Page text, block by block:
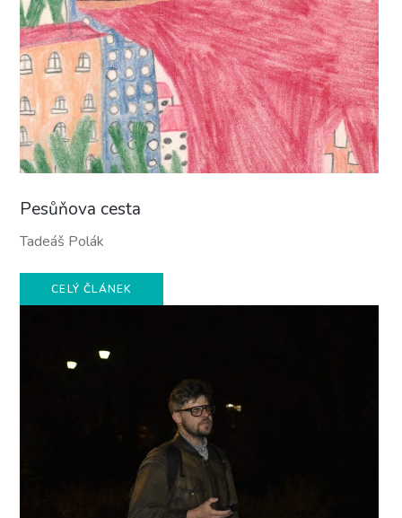
Pesůňova cesta
Tadeáš Polák
CELÝ ČLÁNEK